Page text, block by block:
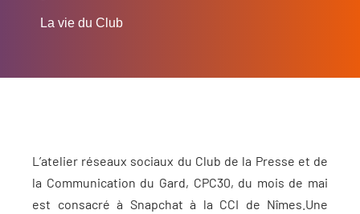
La vie du Club
L’atelier réseaux sociaux du Club de la Presse et de
la Communication du Gard, CPC30, du mois de mai
est consacré à Snapchat à la CCI de Nîmes.Une